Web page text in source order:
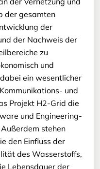
der gesamten
der
der Nachweis der
zu
und
ein wesentlicher
und
Projekt H2-Grid die
und Engineering-
stehen
den Einfluss der
des Wasserstoffs,
Lebensdauer der